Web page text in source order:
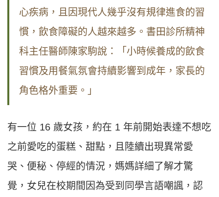
心疾病，且因現代人幾乎沒有規律進食的習
慣，飲食障礙的人越來越多。 書田診所精神
科主任醫師陳家駒說：「小時候養成的飲食
習慣及用餐氣氛會持續影響到成年，家長的
角色格外重要。」
有一位 16 歲女孩，約在 1 年前開始表達不想吃
之前愛吃的蛋糕、甜點，且陸續出現異常愛
哭、便秘、停經的情況，媽媽詳細了解才驚
覺，女兒在校期間因為受到同學言語嘲諷，認